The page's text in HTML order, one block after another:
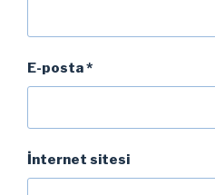
E-posta*
İnternet sitesi